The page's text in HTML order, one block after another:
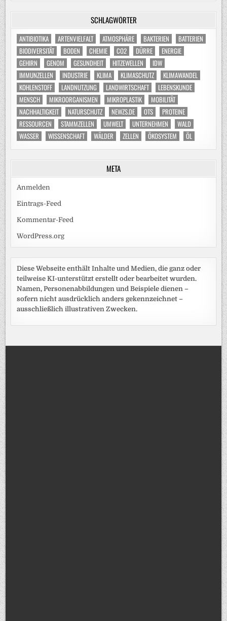
SCHLAGWÖRTER
ANTIBIOTIKA ARTENVIELFALT ATMOSPHÄRE BAKTERIEN
BATTERIEN
BIODIVERSITÄT
BODEN CHEMIE CO2 DÜRRE
ENERGIE
GEHIRN
GENOM GESUNDHEIT HITZEWELLEN
IDW
IMMUNZELLEN
INDUSTRIE KLIMA KLIMASCHUTZ
KLIMAWANDEL
KOHLENSTOFF
LANDNUTZUNG LANDWIRTSCHAFT
LEBENSKUNDE
MENSCH
MIKROORGANISMEN MIKROPLASTIK
MOBILITÄT
NACHHALTIGKEIT
NATURSCHUTZ NEWZS.DE OTS
PROTEINE
RESSOURCEN
STAMMZELLEN UMWELT UNTERNEHMEN
WALD
WASSER
WISSENSCHAFT WÄLDER ZELLEN ÖKOSYSTEM ÖL
META
Anmelden
Eintrags-Feed
Kommentar-Feed
WordPress.org
Diese Webseite enthält Inhalte und Medien, die ganz oder
teilweise KI-unterstützt erstellt oder bearbeitet wurden.
Namen, Personenabbildungen und Beispiele dienen –
sofern nicht ausdrücklich anders gekennzeichnet –
ausschließlich illustrativen Zwecken.